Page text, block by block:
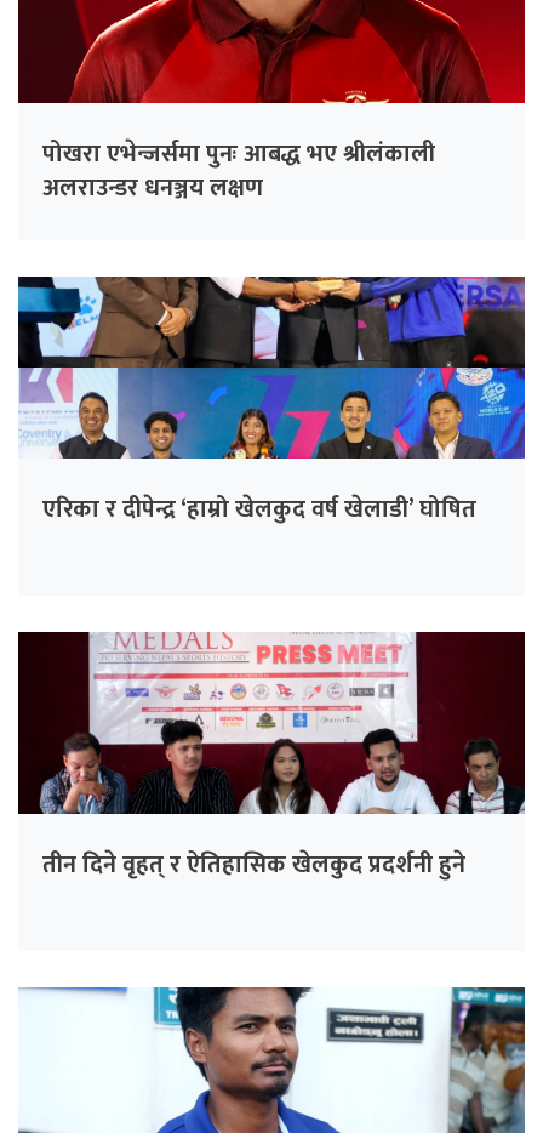
पोखरा एभेन्जर्समा पुनः आबद्ध भए श्रीलंकाली
अलराउन्डर धनञ्जय लक्षण
एरिका र दीपेन्द्र ‘हाम्रो खेलकुद वर्ष खेलाडी’ घोषित
तीन दिने वृहत् र ऐतिहासिक खेलकुद प्रदर्शनी हुने